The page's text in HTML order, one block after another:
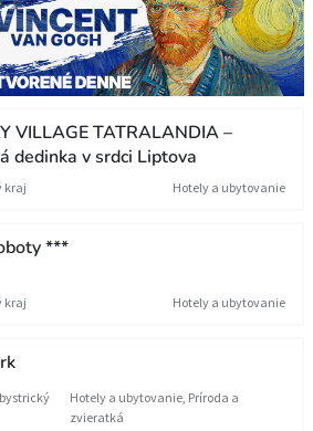
VILLAGE TATRALANDIA –
dedinka v srdci Liptova
kraj Hotely a ubytovanie
***
kraj Hotely a ubytovanie
Hotely a ubytovanie, Príroda a
zvieratká